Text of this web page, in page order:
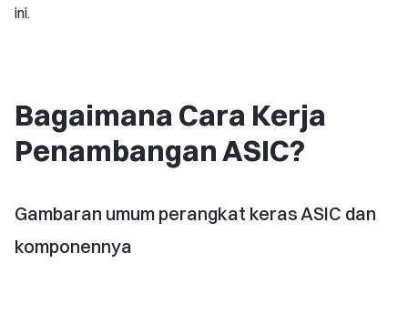
ini.
Bagaimana Cara Kerja
Penambangan ASIC?
Gambaran umum perangkat keras ASIC dan
komponennya